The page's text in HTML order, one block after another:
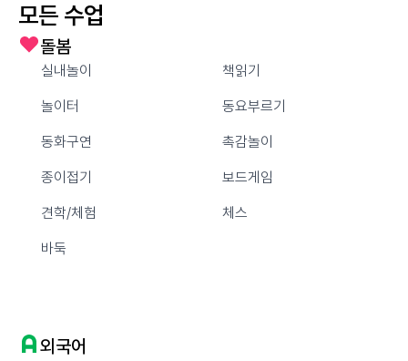
모든 수업
돌봄
실내놀이 책읽기
놀이터 동요부르기
동화구연 촉감놀이
종이접기 보드게임
견학/체험 체스
바둑
외국어